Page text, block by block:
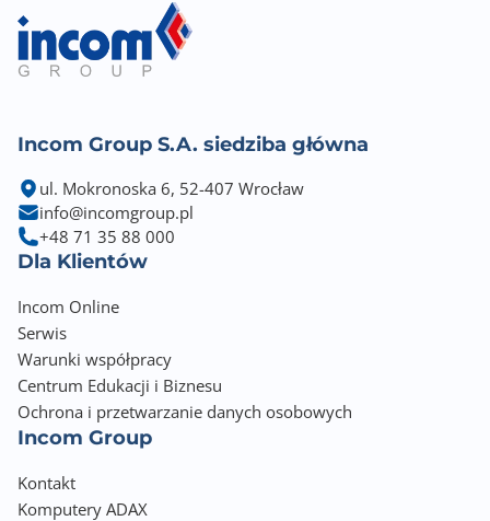
Incom Group S.A. siedziba główna
ul. Mokronoska 6, 52-407 Wrocław
info@incomgroup.pl
+48 71 35 88 000
Dla Klientów
Incom Online
Serwis
Warunki współpracy
Centrum Edukacji i Biznesu
Ochrona i przetwarzanie danych osobowych
Incom Group
Kontakt
Komputery ADAX